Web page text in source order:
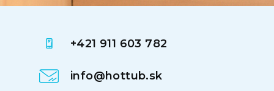
+421 911 603 782
info@hottub.sk